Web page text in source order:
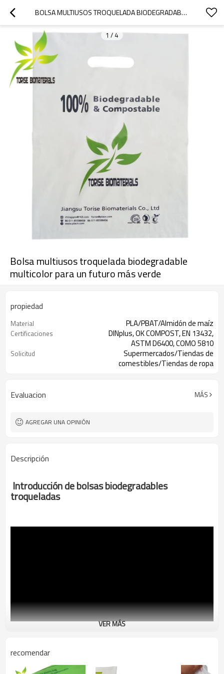
BOLSA MULTIUSOS TROQUELADA BIODEGRADABLE MULTICOLOR PARA UN FUTURO MÁS VERDE
1 / 4
Bolsa multiusos troquelada biodegradable
multicolor para un futuro más verde
propiedad
Material PLA/PBAT/Almidón de maíz
Certificaciones
DINplus, OK COMPOST, EN 13432,
ASTM D6400, COMO 5810
Solicitud
Supermercados/Tiendas de
comestibles/Tiendas de ropa
Evaluacion MÁS
AGREGAR UNA OPINIÓN
Descripción
Introducción de bolsas biodegradables
troqueladas
VER MÁS
recomendar